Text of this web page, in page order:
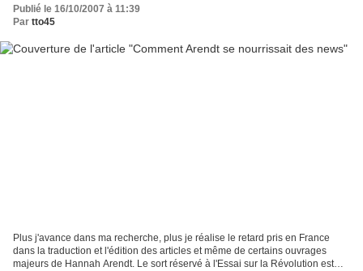
Publié le 16/10/2007 à 11:39
Par tto45
Plus j'avance dans ma recherche, plus je réalise le retard pris en France
dans la traduction et l'édition des articles et même de certains ouvrages
majeurs de Hannah Arendt. Le sort réservé à l'Essai sur la Révolution est